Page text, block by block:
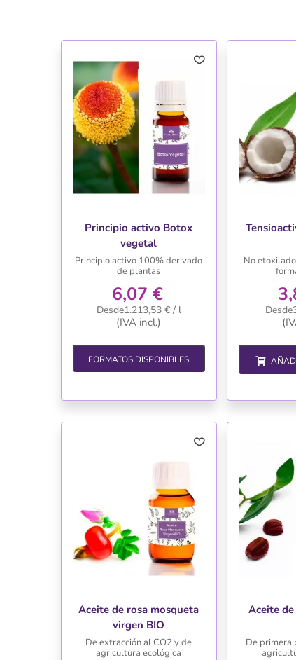
Principio activo Botox
vegetal
Principio activo 100% derivado
de plantas
6,07 €
Desde1.213,53 € / l
(IVA incl.)
FORMATOS DISPONIBLES
No
Aceite de rosa mosqueta
virgen BIO
De extracción al CO2 y de
agricultura ecológica
Aceite
De primera